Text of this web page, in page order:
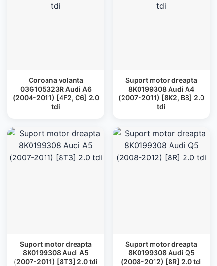
Coroana volanta
03G105323R Audi A6
(2004-2011) [4F2, C6] 2.0
tdi
Suport motor dreapta
8K0199308 Audi A4
(2007-2011) [8K2, B8] 2.0
tdi
Suport motor dreapta
8K0199308 Audi A5
(2007-2011) [8T3] 2.0 tdi
Suport motor dreapta
8K0199308 Audi Q5
(2008-2012) [8R] 2.0 tdi